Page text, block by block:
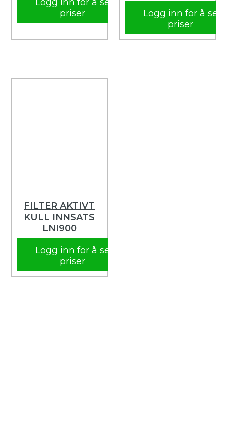
priser
Logg inn for å se
priser
FILTER AKTIVT
KULL INNSATS
LNI900
Logg inn for å se
priser